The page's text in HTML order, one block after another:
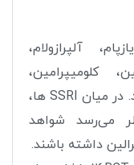
آلپرازولام،
کلومیپرامین،
فلوئوکستین و آدینازولام مشاهده شد. در میان SSRI ها،
می‌رسد شواهد
داشته باشند.